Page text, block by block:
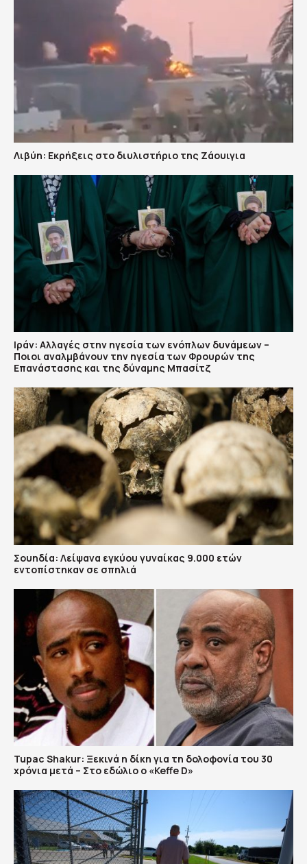
Λιβύη: Εκρήξεις στο διυλιστήριο της Ζάουιγια
Ιράν: Αλλαγές στην ηγεσία των ενόπλων δυνάμεων –
Ποιοι αναλμβάνουν την ηγεσία των Φρουρών της
Επανάστασης και της δύναμης Μπασίτζ
Σουηδία: Λείψανα εγκύου γυναίκας 9.000 ετών
εντοπίστηκαν σε σπηλιά
Tupac Shakur: Ξεκινά η δίκη για τη δολοφονία του 30
χρόνια μετά – Στο εδώλιο ο «Keffe D»